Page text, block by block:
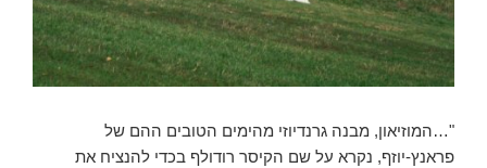
"…המוזיאון, מבנה גרנדיוזי מהימים הטובים ההם של
פראנץ-יוזף, נקרא על שם הקיסר רודולף בכדי להנציח את